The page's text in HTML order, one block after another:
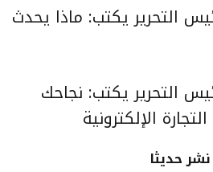
التحرير يكتب: ماذا يحدث
التحرير يكتب: نجاحك
التجارة الإلكترونية
نشر حديثا